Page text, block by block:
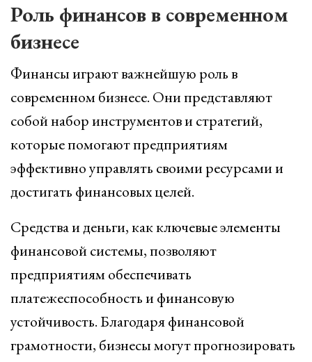
Роль финансов в современном
бизнесе
Финансы играют важнейшую роль в
современном бизнесе. Они представляют
собой набор инструментов и стратегий,
которые помогают предприятиям
эффективно управлять своими ресурсами и
достигать финансовых целей.
Средства и деньги, как ключевые элементы
финансовой системы, позволяют
предприятиям обеспечивать
платежеспособность и финансовую
устойчивость. Благодаря финансовой
грамотности, бизнесы могут прогнозировать